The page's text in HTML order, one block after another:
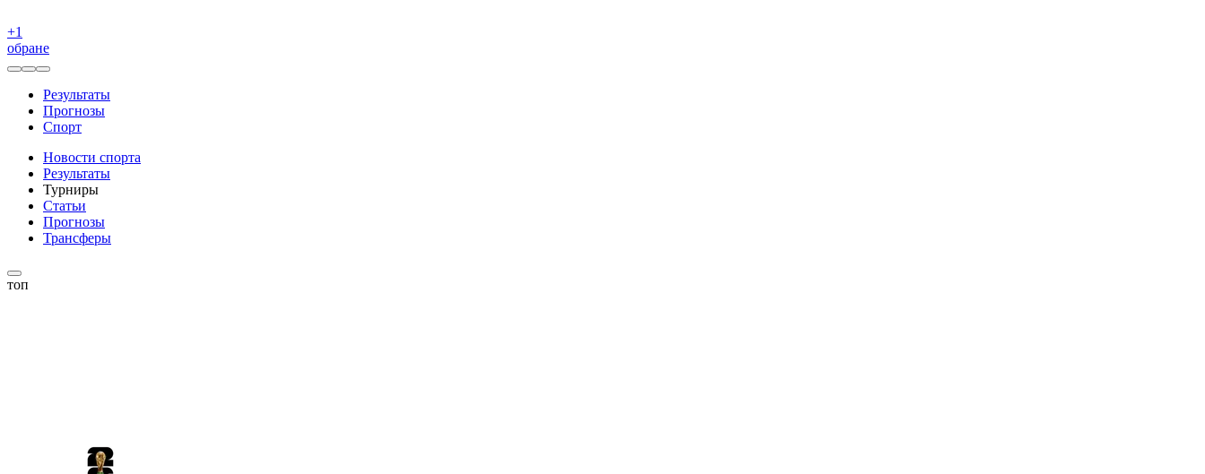
+1
обране
Результаты
Прогнозы
Спорт
Новости спорта
Результаты
Турниры
Статьи
Прогнозы
Трансферы
топ